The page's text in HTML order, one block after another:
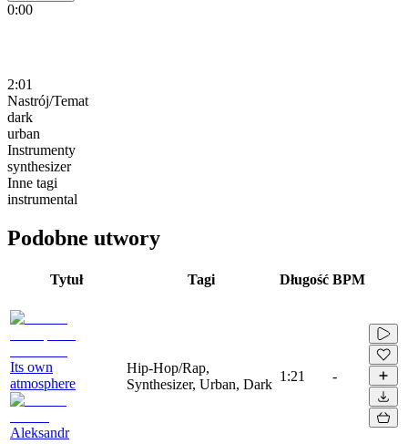
0:00
2:01
Nastrój/Temat
dark
urban
Instrumenty
synthesizer
Inne tagi
instrumental
Podobne utwory
Tytuł Tagi Długość BPM
Its own
atmosphere
Aleksandr
Hip-Hop/Rap,
Synthesizer, Urban, Dark
1:21 -